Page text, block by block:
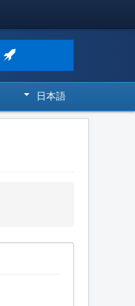
日本語